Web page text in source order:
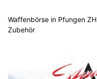
Waffenbörse in Pfungen
Zubehör